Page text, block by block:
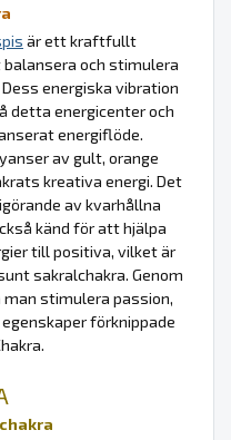
är ett kraftfullt
och stimulera
energiska vibration
detta energicenter och
energiflöde.
av gult, orange
kreativa energi. Det
av kvarhållna
känd för att hjälpa
till positiva, vilket är
sakralchakra. Genom
stimulera passion,
förknippade